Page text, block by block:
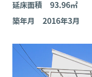
延床面積 93.96㎡
築年月 2016年3月